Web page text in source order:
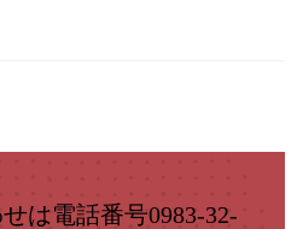
は電話番号0983-32-